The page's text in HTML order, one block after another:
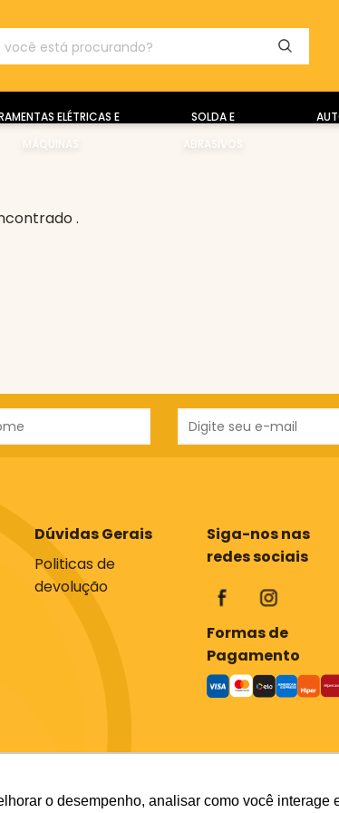
o desempenho, analisar como você
ELÉTRICAS E
MÁQUINAS
SOLDA E
ABRASIVOS
.
Dúvidas Gerais
Politicas de
devolução
Siga-nos nas
redes sociais
Formas de
Pagamento